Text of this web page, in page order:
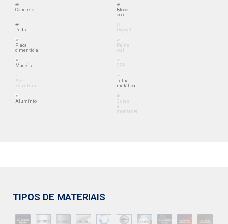
Concreto
Bloco
oco
Pedra Drywall
Placa
cimentícia
Painel
wall
Madeira OSB
Aço
Estrutural
Telha
metálica
Alumínio
Guias
e
montante
TIPOS DE MATERIAIS